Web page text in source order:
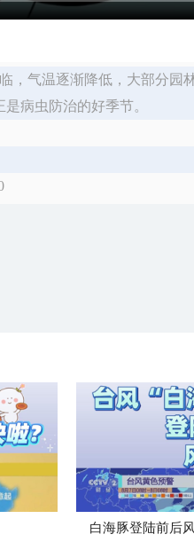
，气温逐渐降低，大部分园
病虫防治的好季节。
白海豚登陆前后